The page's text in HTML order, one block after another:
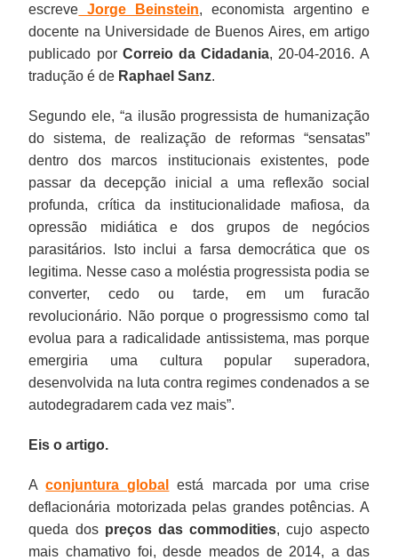
escreve Jorge Beinstein, economista argentino e
docente na Universidade de Buenos Aires, em artigo
publicado por Correio da Cidadania, 20-04-2016. A
tradução é de Raphael Sanz.
Segundo ele, “a ilusão progressista de humanização
do sistema, de realização de reformas “sensatas”
dentro dos marcos institucionais existentes, pode
passar da decepção inicial a uma reflexão social
profunda, crítica da institucionalidade mafiosa, da
opressão midiática e dos grupos de negócios
parasitários. Isto inclui a farsa democrática que os
legitima. Nesse caso a moléstia progressista podia se
converter, cedo ou tarde, em um furacão
revolucionário. Não porque o progressismo como tal
evolua para a radicalidade antissistema, mas porque
emergiria uma cultura popular superadora,
desenvolvida na luta contra regimes condenados a se
autodegradarem cada vez mais”.
Eis o artigo.
Aconjuntura global
está marcada por uma crise
deflacionária motorizada pelas grandes potências. A
queda dospreços das commodities, cujo aspecto
mais chamativo foi, desde meados de 2014, a das